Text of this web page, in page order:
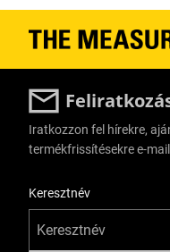
Iratkozzon fel hírekre,
termékfrissítésekre e-
Keresztnév